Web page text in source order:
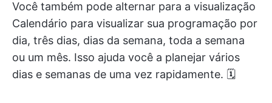
Você também pode alternar para a visualização
Calendário para visualizar sua programação por
dia, três dias, dias da semana, toda a semana
ou um mês. Isso ajuda você a planejar vários
dias e semanas de uma vez rapidamente. 🗓️